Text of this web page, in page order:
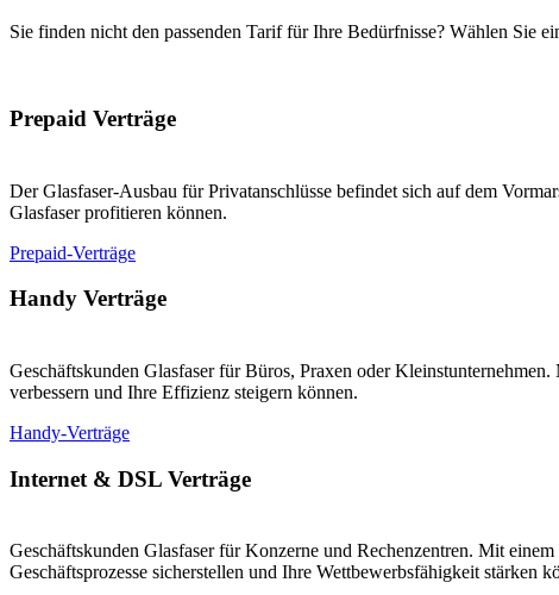
Sie finden nicht den passenden Tarif für Ihre Bedürfnisse? Wählen Sie
Prepaid Verträge
Der Glasfaser-Ausbau für Privatanschlüsse befindet sich auf dem
Glasfaser profitieren können.
Prepaid-Verträge
Handy Verträge
Geschäftskunden Glasfaser für Büros, Praxen oder
verbessern und Ihre Effizienz steigern können.
Handy-Verträge
Internet & DSL Verträge
Geschäftskunden Glasfaser für Konzerne und Rechenzentren. Mit
Geschäftsprozesse sicherstellen und Ihre Wettbewerbsfähigkeit stärken